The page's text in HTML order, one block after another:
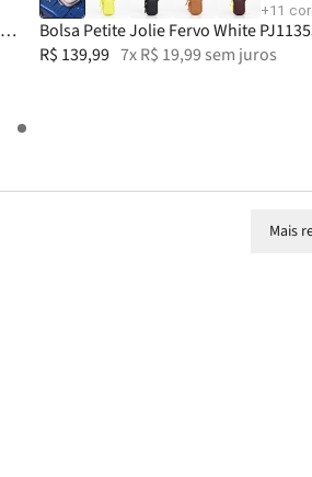
+11
Bolsa Petite Jolie Fervo White
R$ 139,99 7xR$ 19,99 sem juros
Mais